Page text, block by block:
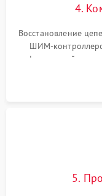
4.
Восстановление
ШИМ-
инфракрасной
чипа и
5.